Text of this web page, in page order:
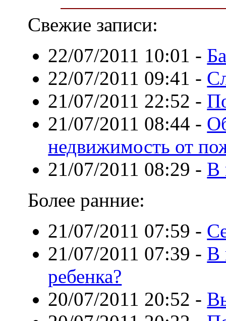
Свежие записи:
22/07/2011 10:01 -
22/07/2011 09:41 -
21/07/2011 22:52 -
21/07/2011 08:44 -
недвижимость от
21/07/2011 08:29 - В
Более ранние:
21/07/2011 07:59 -
21/07/2011 07:39 - В
ребенка?
20/07/2011 20:52 -